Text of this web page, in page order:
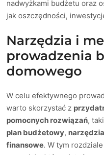
nadwyżkami budżetu oraz
jak oszczędności,
Narzędzia i
prowadzenia
domowego
W celu efektywnego
warto skorzystać z
pomocnych rozwiązań,
plan budżetowy,
finansowe. W tym